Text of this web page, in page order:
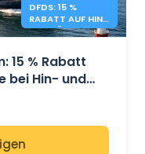
DFDS: 15 %
RABATT AUF HIN-
UND RÜCKREISEN
15 % Rabatt
bei Hin- und